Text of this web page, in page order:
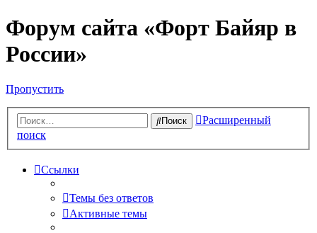
Форум сайта «Форт Байяр в
России»
Пропустить
Поиск
Расширенный
поиск
Ссылки
Темы без ответов
Активные темы